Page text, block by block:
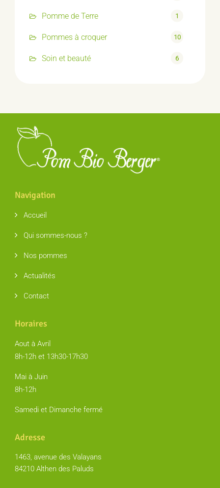
Pomme de Terre 1
Pommes à croquer 10
Soin et beauté 6
Navigation
Accueil
Qui sommes-nous ?
Nos pommes
Actualités
Contact
Horaires
Aout à Avril
8h-12h et 13h30-17h30
Mai à Juin
8h-12h
Samedi et Dimanche fermé
Adresse
1463, avenue des Valayans
84210 Althen des Paluds